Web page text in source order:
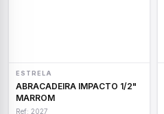
ESTRELA
ABRACADEIRA IMPACTO 1/2"
MARROM
Ref: 2027